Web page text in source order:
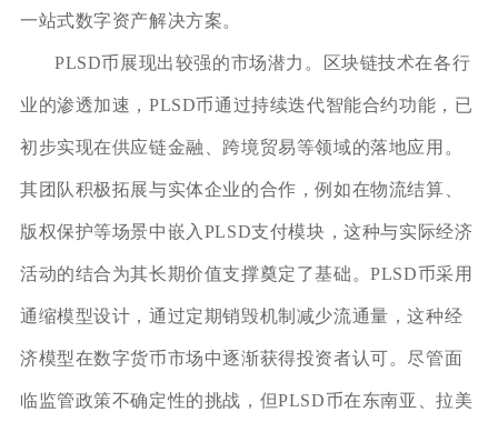
一站式数字资产解决方案。
PLSD币展现出较强的市场潜力。区块链技术在各行
业的渗透加速，PLSD币通过持续迭代智能合约功能，已
初步实现在供应链金融、跨境贸易等领域的落地应用。
其团队积极拓展与实体企业的合作，例如在物流结算、
版权保护等场景中嵌入PLSD支付模块，这种与实际经济
活动的结合为其长期价值支撑奠定了基础。PLSD币采用
通缩模型设计，通过定期销毁机制减少流通量，这种经
济模型在数字货币市场中逐渐获得投资者认可。尽管面
临监管政策不确定性的挑战，但PLSD币在东南亚、拉美